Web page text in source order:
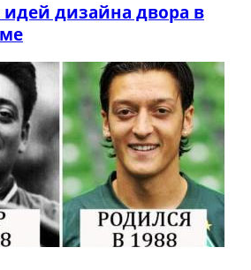
дизайна двора в